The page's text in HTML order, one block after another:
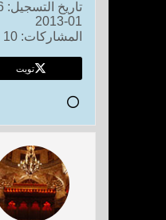
تاريخ التسجيل:
01-2013
المشاركات: 10
تويت